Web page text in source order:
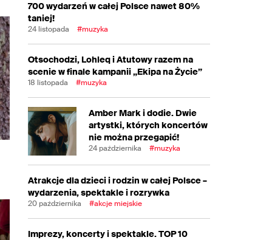
700 wydarzeń w całej Polsce nawet 80%
taniej!
24 listopada #muzyka
Otsochodzi, Lohleq i Atutowy razem na
scenie w finale kampanii „Ekipa na Życie”
18 listopada #muzyka
Amber Mark i dodie. Dwie
artystki, których koncertów
nie można przegapić!
24 października #muzyka
Atrakcje dla dzieci i rodzin w całej Polsce –
wydarzenia, spektakle i rozrywka
20 października #akcje miejskie
Imprezy, koncerty i spektakle. TOP 10